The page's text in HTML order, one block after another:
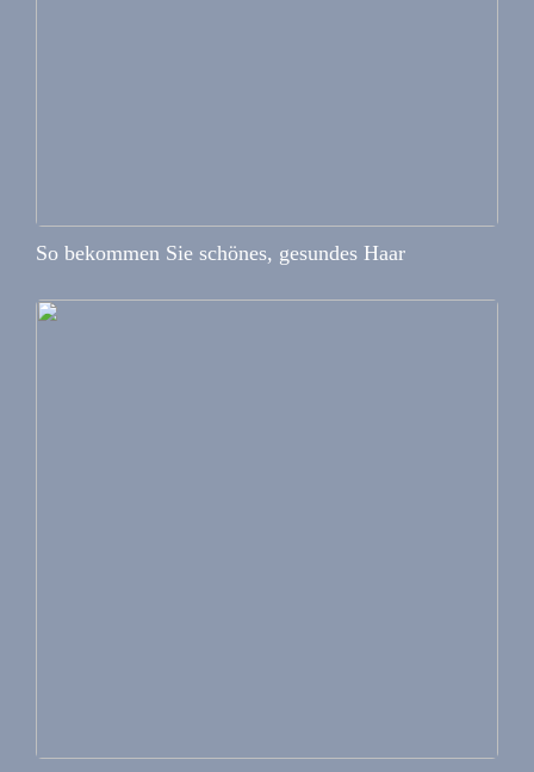
So bekommen Sie schönes, gesundes Haar